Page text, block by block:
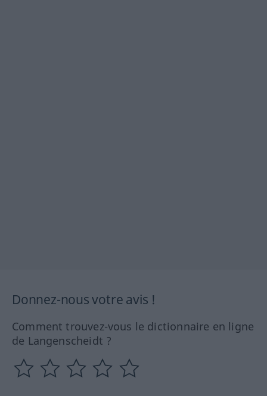
Donnez-nous votre avis !
Comment trouvez-vous le dictionnaire en ligne
de Langenscheidt ?